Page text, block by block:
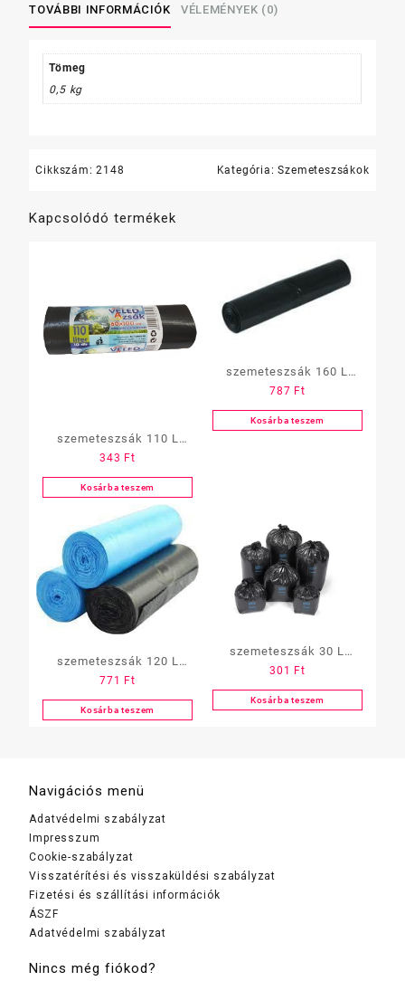
cm,
20
15
mikron
(Z)
TOVÁBBI INFORMÁCIÓK VÉLEMÉNYEK (0)
Tömeg
0,5 kg
Cikkszám:2148 Kategória:Szemeteszsákok
Kapcsolódó termékek
szemeteszsák 110 L
60×100 cm, 10 db/tek,
fekete, kék 22 mikron(Z)
(1 tekercs)
343 Ft
Kosárba teszem
szemeteszsák 160 L
80×120 cm, 10
db/tekercs, fekete, 30
787 Ft
Kosárba teszem
szemeteszsák 120 L
szelektív 60X120
(Glossy)
771 Ft
Kosárba teszem
szemeteszsák 30 L
50×60 cm, 20 db/tekercs,
12 mikron(Z)(1 tekercs)
301 Ft
Kosárba teszem
Navigációs menü
Adatvédelmi szabályzat
Impresszum
Cookie-szabályzat
Visszatérítési és visszaküldési szabályzat
Fizetési és szállítási információk
ÁSZF
Adatvédelmi szabályzat
Nincs még fiókod?